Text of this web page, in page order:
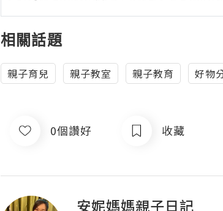
相關話題
親子育兒 親子教室 親子教育 好物
0個讚好 收藏
安妮媽媽親子日記